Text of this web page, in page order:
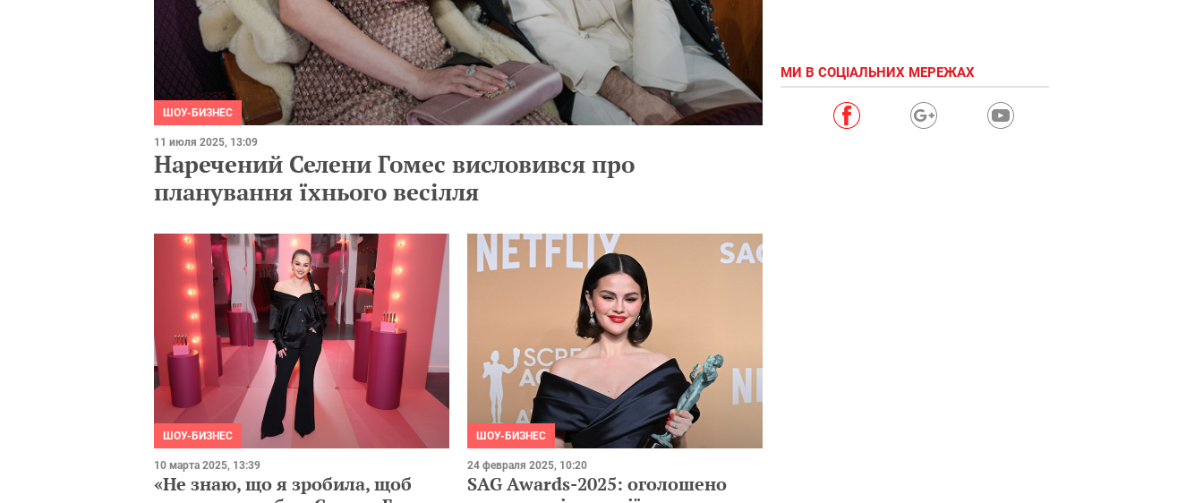
ШОУ-БИЗНЕС
11 июля 2025, 13:09
Наречений Селени Гомес висловився про
планування їхнього весілля
ШОУ-БИЗНЕС
10 марта 2025, 13:39
«Не знаю, що я зробила, щоб
ШОУ-БИЗНЕС
24 февраля 2025, 10:20
SAG Awards-2025: оголошено
МИ В СОЦІАЛЬНИХ МЕРЕЖАХ